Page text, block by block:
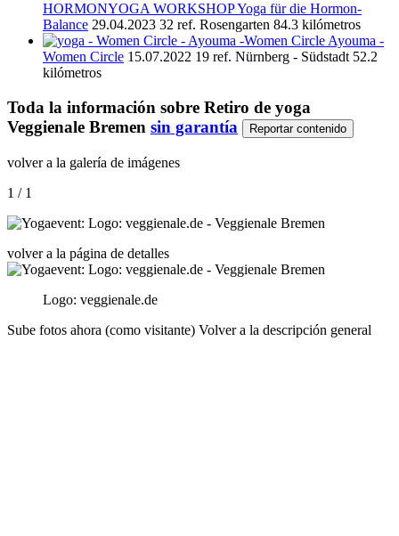
HORMONYOGA WORKSHOP Yoga für die Hormon-
Balance 29.04.2023 32 ref. Rosengarten 84.3 kilómetros
Ayouma -
Women Circle 15.07.2022 19 ref. Nürnberg - Südstadt 52.2
kilómetros
Toda la información sobre Retiro de yoga
Veggienale Bremen sin garantía Reportar contenido
volver a la galería de imágenes
1 / 1
volver a la página de detalles
Logo: veggienale.de
Sube fotos ahora (como visitante) Volver a la descripción general